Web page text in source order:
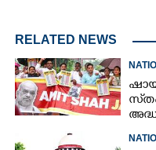
RELATED NEWS